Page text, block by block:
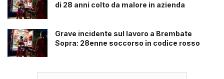
di 28 anni colto da malore in azienda
Grave incidente sul lavoro a Brembate
Sopra: 28enne soccorso in codice rosso